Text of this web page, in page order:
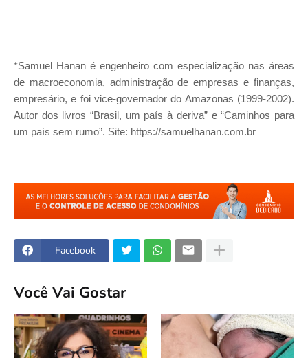
*Samuel Hanan é engenheiro com especialização nas áreas
de macroeconomia, administração de empresas e finanças,
empresário, e foi vice-governador do Amazonas (1999-2002).
Autor dos livros “Brasil, um país à deriva” e “Caminhos para
um país sem rumo”. Site: https://samuelhanan.com.br
Facebook
Você Vai Gostar